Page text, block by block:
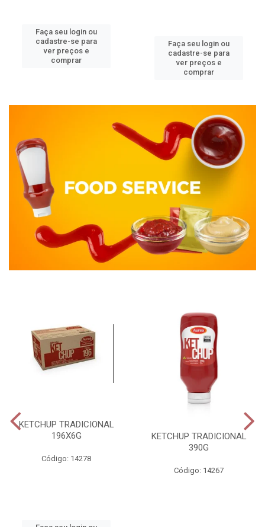
Faça seu login ou
cadastre-se para
ver preços e
comprar
Faça seu login ou
cadastre-se para
ver preços e
comprar
KETCHUP TRADICIONAL
196X6G
Código: 14278
KETCHUP TRADICIONAL
390G
Código: 14267